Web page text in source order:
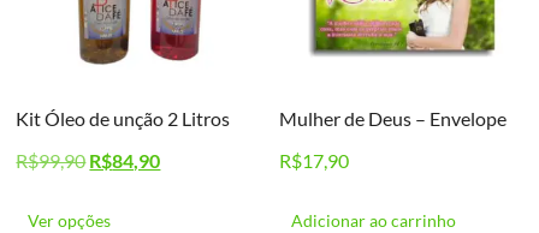
Kit Óleo de unção 2 Litros
R$99,90O
R$84,90O
Ver opções
Mulher de Deus – Envelope
R$17,90
Adicionar ao carrinho